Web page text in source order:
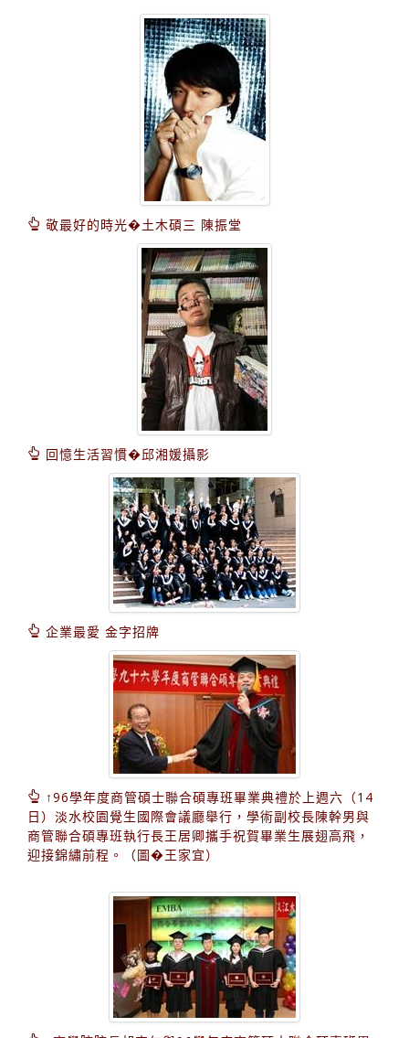
敬最好的時光�土木碩三 陳振堂
回憶生活習慣�邱湘媛攝影
企業最愛 金字招牌
↑96學年度商管碩士聯合碩專班畢業典禮於上週六（14
日）淡水校園覺生國際會議廳舉行，學術副校長陳幹男與
商管聯合碩專班執行長王居卿攜手祝賀畢業生展翅高飛，
迎接錦繡前程。（圖�王家宜）